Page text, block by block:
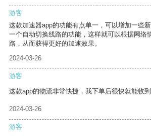
游客
这款加速器app的功能有点单一，可以增加一些
一个自动切换线路的功能，这样就可以根据网络
路，从而获得更好的加速效果。
2024-03-26
游客
这款app的物流非常快捷，我下单后很快就能收到
2024-03-26
游客